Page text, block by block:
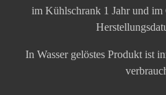
im Kühlschrank 1 Jahr und im
In Wasser gelöstes Produkt ist